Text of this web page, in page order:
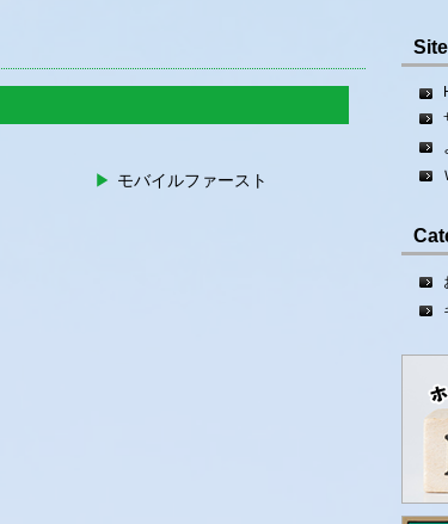
モバイルファースト